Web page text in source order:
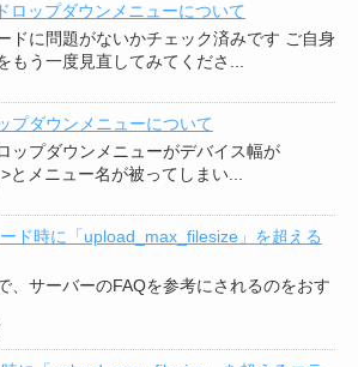
ロップダウンメニューについて
ドに問題がないかチェック済みです ご自身
もう一度見直してみてくださ...
プダウンメニューについて
ップダウンメニューがデバイス幅が
とメニュー名が被ってしまい...
ド時に「upload_max_filesize」を超える
、サーバーのFAQを参考にされるのをおす